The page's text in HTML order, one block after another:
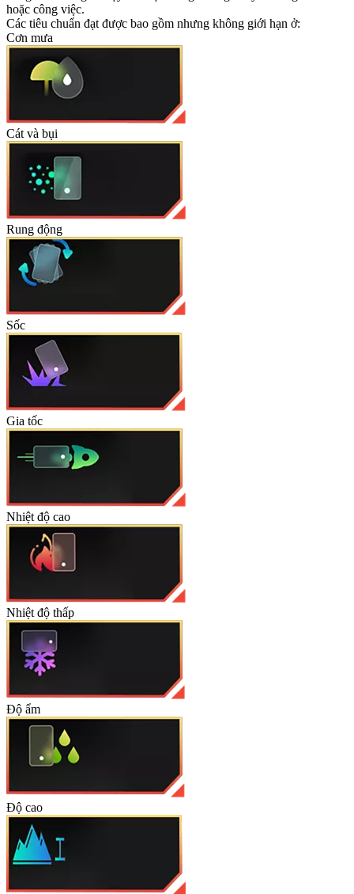
hoặc công việc.
Các tiêu chuẩn đạt được bao gồm nhưng không giới hạn ở:
Cơn mưa
Cát và bụi
Rung động
Sốc
Gia tốc
Nhiệt độ cao
Nhiệt độ thấp
Độ ẩm
Độ cao